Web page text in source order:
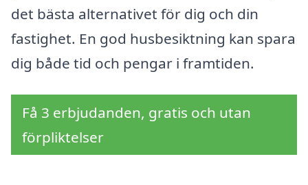
det bästa alternativet för dig och din
fastighet. En god husbesiktning kan spara
dig både tid och pengar i framtiden.
Få 3 erbjudanden, gratis och utan
förpliktelser